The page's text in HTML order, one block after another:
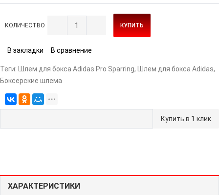
КОЛИЧЕСТВО КУПИТЬ
В закладки В сравнение
Теги: Шлем для бокса Adidas Pro Sparring, Шлем для бокса Adidas,
Боксерские шлема
Купить в 1 клик
ХАРАКТЕРИСТИКИ